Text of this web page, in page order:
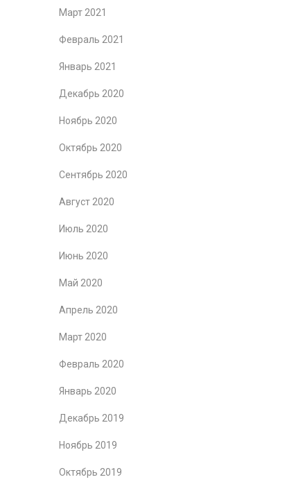
Март 2021
Февраль 2021
Январь 2021
Декабрь 2020
Ноябрь 2020
Октябрь 2020
Сентябрь 2020
Август 2020
Июль 2020
Июнь 2020
Май 2020
Апрель 2020
Март 2020
Февраль 2020
Январь 2020
Декабрь 2019
Ноябрь 2019
Октябрь 2019